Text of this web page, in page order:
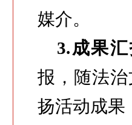
媒介。
3.成果
报，随法
扬活动成果